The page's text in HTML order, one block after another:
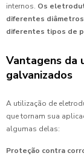
internos. Os
diferentes
diferentes tipos de
Vantagens
galvanizados
A utilização de
que tornam sua
algumas delas:
Proteção contra